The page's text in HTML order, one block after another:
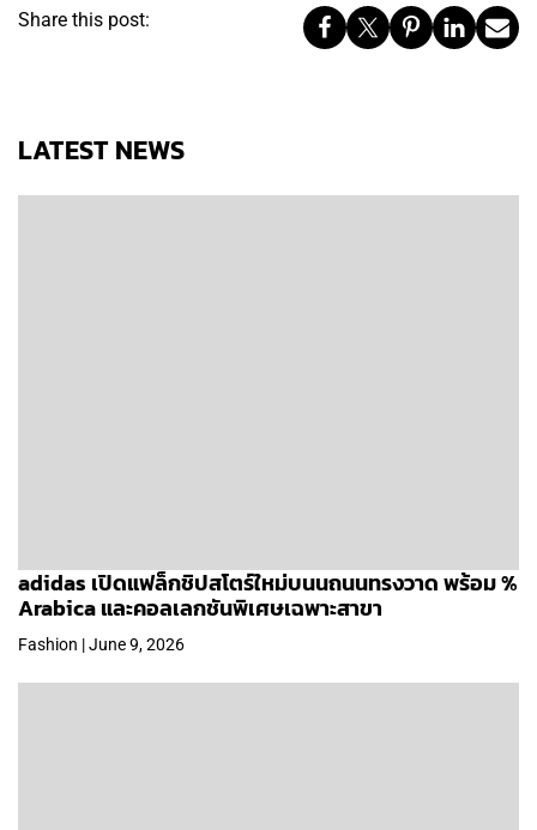
Share this post:
LATEST NEWS
adidas เปิดแฟล็กชิปสโตร์ใหม่บนนถนนทรงวาด พร้อม %
Arabica และคอลเลกชันพิเศษเฉพาะสาขา
Fashion | June 9, 2026